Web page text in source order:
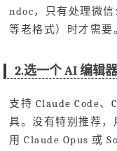
ndoc，只有处理微
等老格式）时才需要
2.选一个 AI 编辑器
支持 Claude Code、
具。没有特别推荐
用 Claude Opus 或